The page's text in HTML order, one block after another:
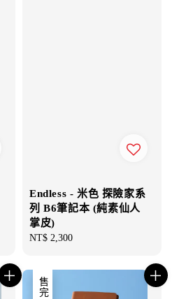
Endless - 米色 探險家系
列 B6筆記本 (純素仙人
掌皮)
Regular
NT$ 2,300
售完